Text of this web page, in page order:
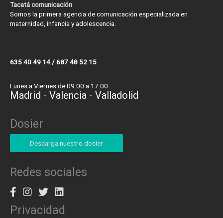
Tacatá comunicación
Somos la primera agencia de comunicación especializada en
maternidad, infancia y adolescencia.
635 40 49 14 / 687 48 52 15
Lunes a Viernes de 09:00 a 17:00
Madrid - Valencia - Valladolid
Dosier
Descarga nuestro dosier
Redes sociales
Privacidad